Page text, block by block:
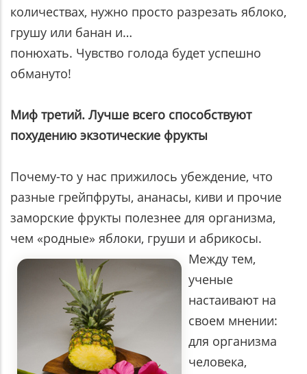
количествах, нужно просто разрезать яблоко,
грушу или банан и…
понюхать. Чувство голода будет успешно
обмануто!
Миф третий. Лучше всего способствуют
похудению экзотические фрукты
Почему-то у нас прижилось убеждение, что
разные грейпфруты, ананасы, киви и прочие
заморские фрукты полезнее для организма,
чем «родные» яблоки, груши и абрикосы.
Между тем,
ученые
настаивают на
своем мнении:
для организма
человека,